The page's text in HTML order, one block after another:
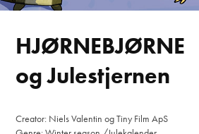
HJØRNEBJØRNE
og Julestjernen
Creator: Niels Valentin og Tiny Film ApS